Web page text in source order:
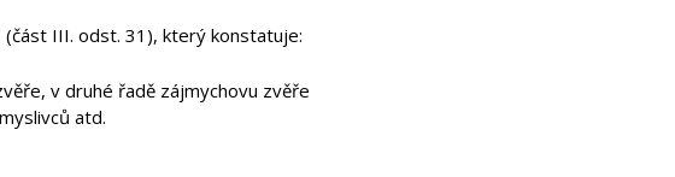
III. odst. 31), který konstatuje:
v druhé řadě zájmychovu zvěře
atd.